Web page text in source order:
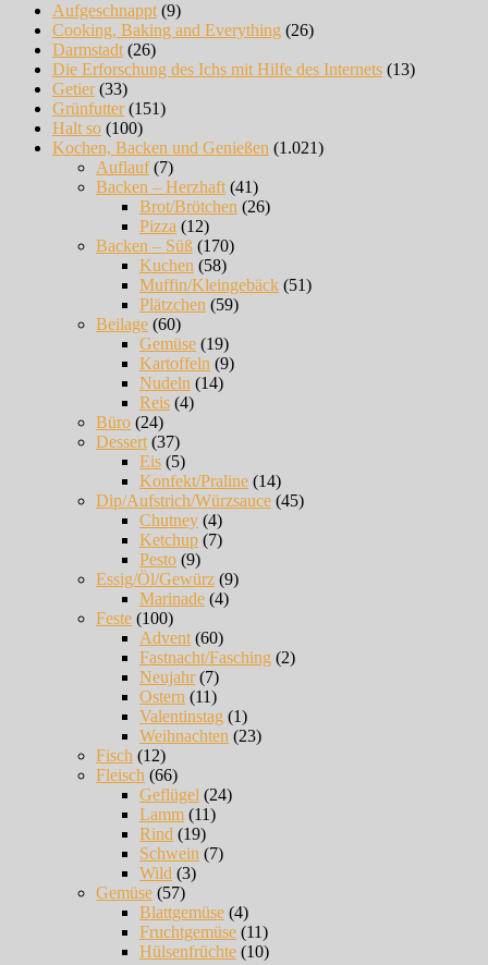
Aufgeschnappt(9)
Cooking, Baking and Everything (26)
Darmstadt(26)
Die Erforschung des Ichs mit Hilfe des Internets (13)
Getier(33)
Grünfutter(151)
Halt so (100)
Kochen, Backen und Genießen (1.021)
Auflauf(7)
Backen – Herzhaft(41)
Brot/Brötchen (26)
Pizza (12)
Backen – Süß (170)
Kuchen (58)
Muffin/Kleingebäck (51)
Plätzchen (59)
Beilage (60)
Gemüse (19)
Kartoffeln (9)
Nudeln (14)
Reis (4)
Büro (24)
Dessert(37)
Eis (5)
Konfekt/Praline (14)
Dip/Aufstrich/Würzsauce (45)
Chutney (4)
Ketchup (7)
Pesto (9)
Essig/Öl/Gewürz (9)
Marinade (4)
Feste (100)
Advent(60)
Fastnacht/Fasching (2)
Neujahr(7)
Ostern (11)
Valentinstag (1)
Weihnachten (23)
Fisch (12)
Fleisch (66)
Geflügel (24)
Lamm (11)
Rind (19)
Schwein (7)
Wild (3)
Gemüse (57)
Blattgemüse (4)
Fruchtgemüse (11)
Hülsenfrüchte (10)